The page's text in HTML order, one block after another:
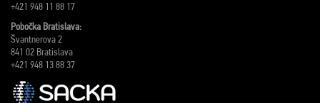
+421 948 11 88 17
Pobočka Bratislava:
Švantnerova 2
841 02 Bratislava
+421 948 13 88 37